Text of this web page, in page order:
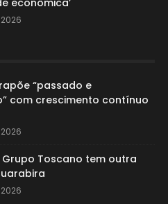
econômica’
“passado e
com crescimento contínuo
Grupo Toscano tem outra